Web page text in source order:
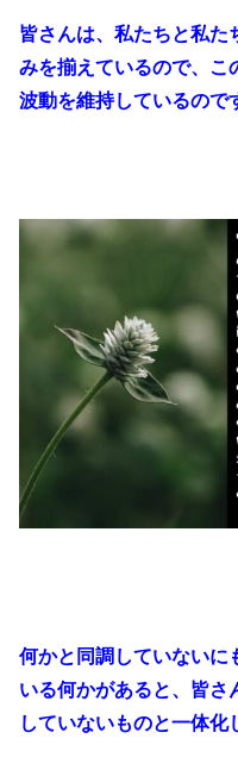
皆さんは、私たちと私た
みを揃えているので、こ
波動を維持しているので
何かと同調していないに
いる何かがあると、皆さ
していないものと一体化